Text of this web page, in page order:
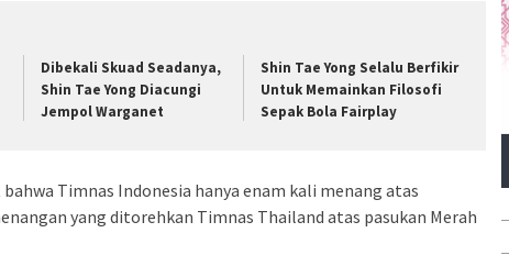
Dibekali Skuad Seadanya,
Shin Tae Yong Diacungi
Jempol Warganet
Shin Tae Yong Selalu Berfikir
Untuk Memainkan Filosofi
Sepak Bola Fairplay
Timnas Indonesia hanya enam kali menang atas
yang ditorehkan Timnas Thailand atas pasukan Merah